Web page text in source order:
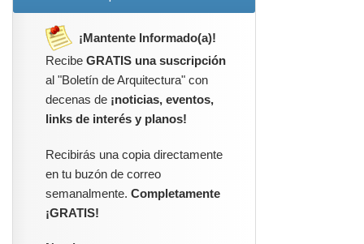
¡Mantente Informado(a)!
Recibe GRATIS una suscripción
al "Boletín de Arquitectura" con
decenas de ¡noticias, eventos,
links de interés y planos!
Recibirás una copia directamente
en tu buzón de correo
semanalmente. Completamente
¡GRATIS!